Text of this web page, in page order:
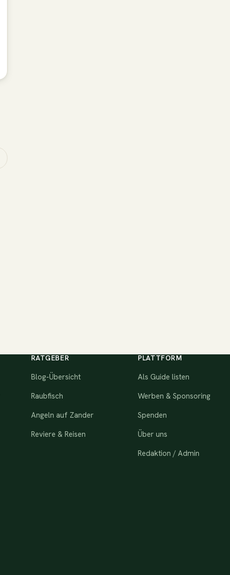
RATGEBER
Blog-Übersicht
Raubfisch
Angeln auf Zander
Reviere & Reisen
PLATTFORM
Als Guide listen
Werben & Sponsoring
Spenden
Über uns
Redaktion / Admin